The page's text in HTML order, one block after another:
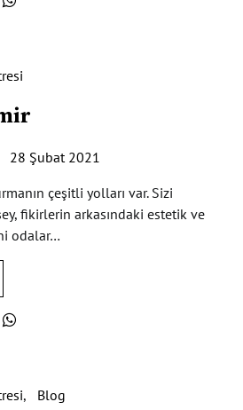
28 Şubat 2021
çeşitli yolları var. Sizi
fikirlerin arkasındaki estetik ve
odalar…
Blog